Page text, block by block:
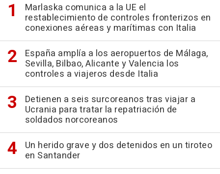
Marlaska comunica a la UE el
restablecimiento de controles fronterizos en
conexiones aéreas y marítimas con Italia
España amplía a los aeropuertos de Málaga,
Sevilla, Bilbao, Alicante y Valencia los
controles a viajeros desde Italia
Detienen a seis surcoreanos tras viajar a
Ucrania para tratar la repatriación de
soldados norcoreanos
Un herido grave y dos detenidos en un tiroteo
en Santander